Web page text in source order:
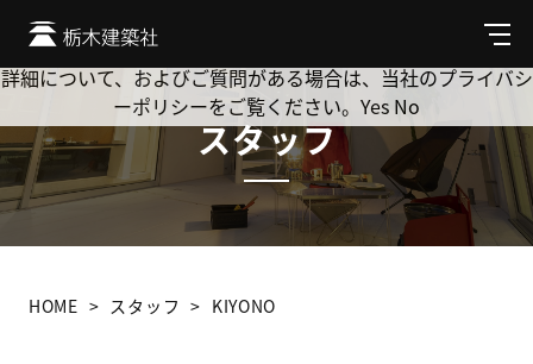
メ
ニ
ュ
スタッフ
HOME スタッフ KIYONO
Cookie を使用して、お客様の活動を追跡してもよろしいです
か? 当社ではお客様のプライバシーを極めて重視しています。
詳細について、およびご質問がある場合は、当社のプライバシ
ーポリシーをご覧ください。 Yes No